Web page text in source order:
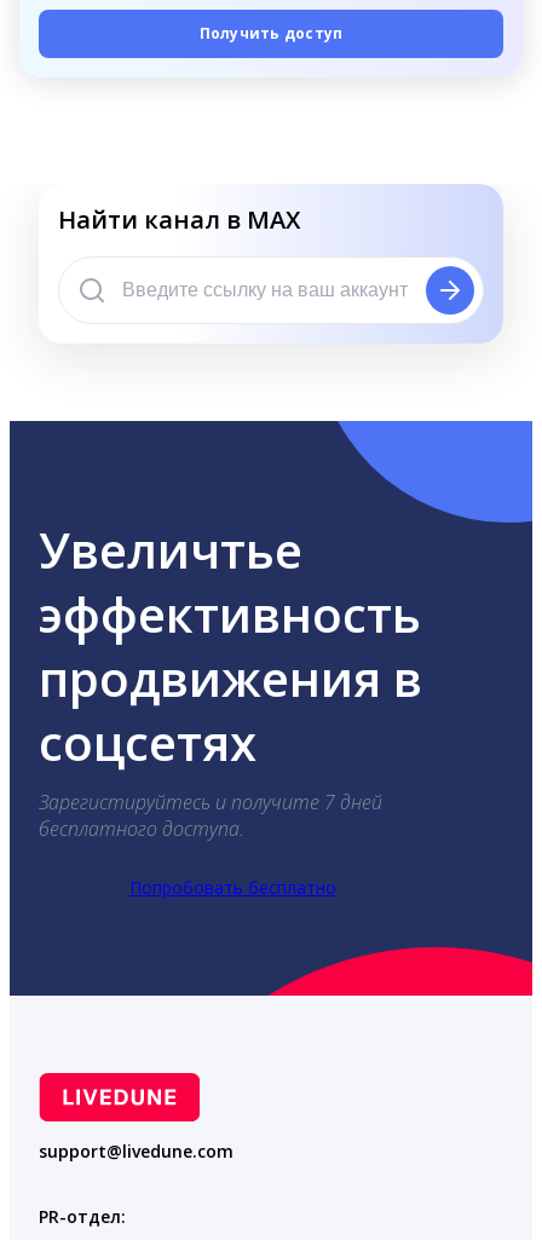
Получить доступ
Найти канал в MAX
Увеличтье
эффективность
продвижения в
соцсетях
Зарегистируйтесь и получите 7 дней
бесплатного доступа.
Попробовать бесплатно
support@livedune.com
PR-отдел: